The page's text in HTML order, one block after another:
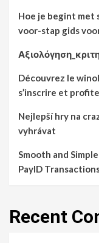
Hoe je begint met
voor-stap gids
Découvrez le
s’inscrire et
Nejlepší hry na
vyhrávat
Smooth and
PayID
Recent